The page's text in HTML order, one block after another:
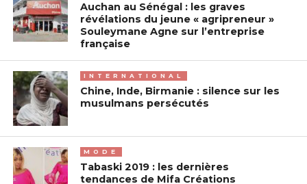
Auchan au Sénégal : les graves
révélations du jeune « agripreneur »
Souleymane Agne sur l’entreprise
française
INTERNATIONAL
Chine, Inde, Birmanie : silence sur les
musulmans persécutés
MODE
Tabaski 2019 : les dernières
tendances de Mifa Créations